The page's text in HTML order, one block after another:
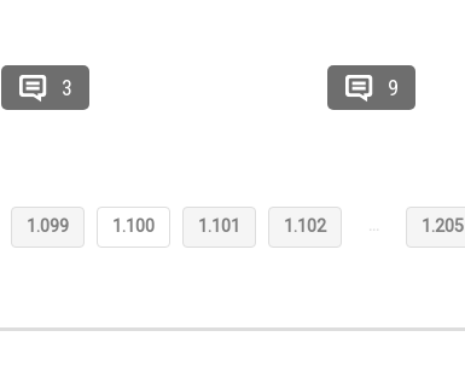
3 9
1.099 1.100 1.101 1.102 … 1.205